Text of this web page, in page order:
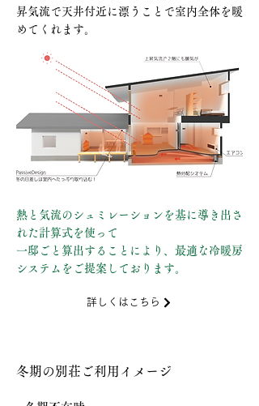
昇気流で天井付近に漂うことで室内全体を暖
めてくれます。
熱と気流のシュミレーションを基に導き出さ
れた計算式を使って
一邸ごと算出することにより、最適な冷暖房
システムをご提案しております。
詳しくはこちら
​冬期の別荘ご利用イメージ